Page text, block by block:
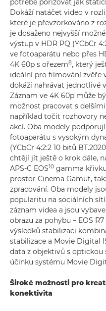
potřebě pořizovat jak
Dokáží natáčet video v
které je převzorkováno z
je dosaženo nejvyšší
výstup v HDR PQ (YCbCr
ve fotoaparátu nebo přes
4K 60p s ořezem8, který
ideální pro filmování zvěře
dokáží nahrávat jednotlivé
Záznam ve 4K 60p může
možnost pracovat s
například točit rozhovory
akcí. Oba modely
fotoaparátu s vysokým
(YCbCr 4:2:2 10 bitů
chtějí jít ještě o krok dále,
APS-C EOS10 gamma
prostor Cinema Gamut,
zpracování. Oba modely
popularitu na sociálních
záznam videa a jsou
obrazu za pohybu – EOS
výsledků stabilizaci
stabilizace a Movie Digital
data z objektivů s optickou
účinku systému Movie
Široké možnosti pro
konektivita